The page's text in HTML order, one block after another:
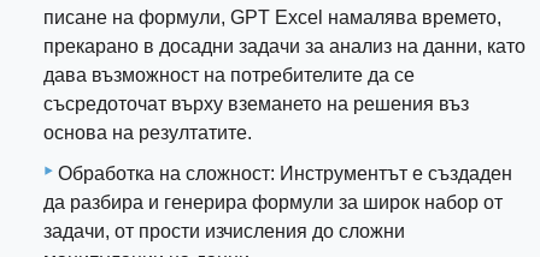
писане на формули, GPT Excel намалява времето,
прекарано в досадни задачи за анализ на данни, като
дава възможност на потребителите да се
съсредоточат върху вземането на решения въз
основа на резултатите.
Обработка на сложност: Инструментът е създаден
да разбира и генерира формули за широк набор от
задачи, от прости изчисления до сложни